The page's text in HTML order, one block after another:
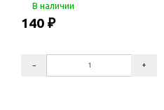
В наличии
140 ₽